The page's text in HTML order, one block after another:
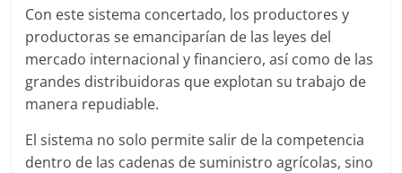
Con este sistema concertado, los productores y
productoras se emanciparían de las leyes del
mercado internacional y financiero, así como de las
grandes distribuidoras que explotan su trabajo de
manera repudiable.
El sistema no solo permite salir de la competencia
dentro de las cadenas de suministro agrícolas, sino